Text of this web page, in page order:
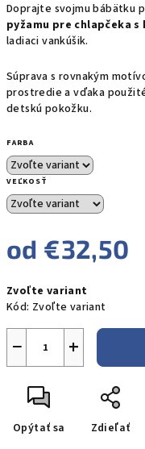
Doprajte svojmu bábätku
pyžamu pre chlapčeka
ladiaci vankúšik.
Súprava s rovnakým
prostredie a vďaka
detskú pokožku.
FARBA
VEĽKOSŤ
od €32,50
cena:
Zvoľte variant
Kód: Zvoľte variant
+
−
Opýtať sa Zdieľať